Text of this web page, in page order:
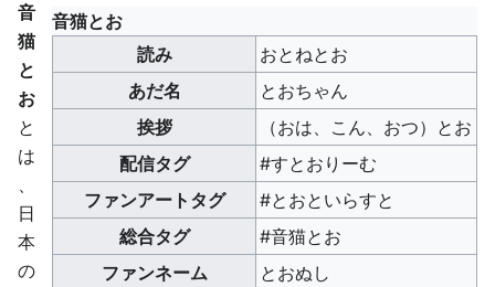
音猫とお
読み
おとねとお
あだ名
とおちゃん
挨拶
（おは、こん、おつ）とお
配信タグ
#すとおりーむ
ファンアートタグ
#とおといらすと
総合タグ
#音猫とお
ファンネーム
とおぬし
音
猫
と
お
と
は
、
日
本
の